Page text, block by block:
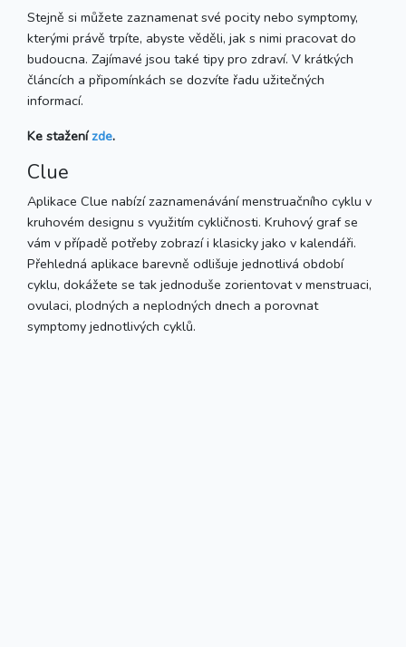
Stejně si můžete zaznamenat své pocity nebo symptomy,
kterými právě trpíte, abyste věděli, jak s nimi pracovat do
budoucna. Zajímavé jsou také tipy pro zdraví. V krátkých
článcích a připomínkách se dozvíte řadu užitečných
informací.
Ke staženízde.
Clue
Aplikace Clue nabízí zaznamenávání menstruačního cyklu v
kruhovém designu s využitím cykličnosti. Kruhový graf se
vám v případě potřeby zobrazí i klasicky jako v kalendáři.
Přehledná aplikace barevně odlišuje jednotlivá období
cyklu, dokážete se tak jednoduše zorientovat v menstruaci,
ovulaci, plodných a neplodných dnech a porovnat
symptomy jednotlivých cyklů.